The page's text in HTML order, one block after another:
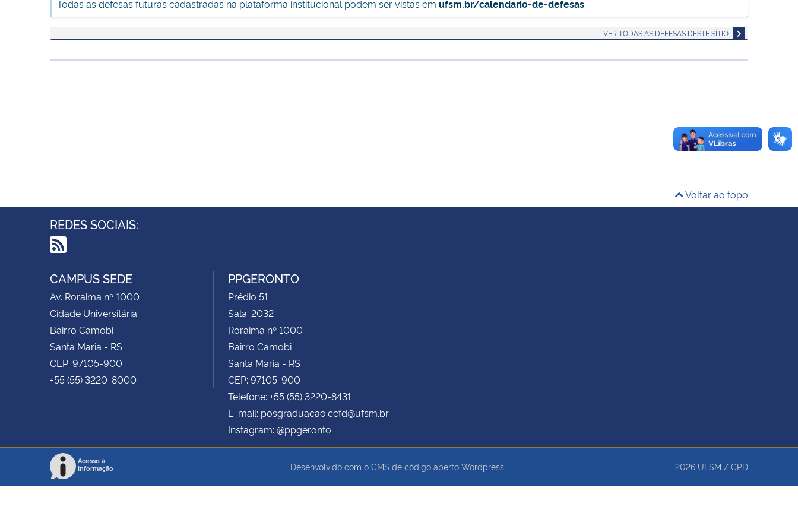
Todas as defesas futuras cadastradas na plataforma institucional podem ser vistas em ufsm.br/calendario-de-defesas.
VER TODAS AS DEFESAS DESTE SÍTIO
Voltar ao topo
REDES SOCIAIS:
RSS
CAMPUS SEDE
Av. Roraima nº 1000
Cidade Universitária
Bairro Camobi
Santa Maria - RS
CEP: 97105-900
+55 (55) 3220-8000
PPGERONTO
Prédio 51
Sala: 2032
Roraima nº 1000
Bairro Camobi
Santa Maria - RS
CEP: 97105-900
Telefone: +55 (55) 3220-8431
E-mail: posgraduacao.cefd@ufsm.br
Instagram: @ppgeronto
Acesso à
Informação
Desenvolvido com o CMS de código aberto Wordpress 2026 UFSM / CPD